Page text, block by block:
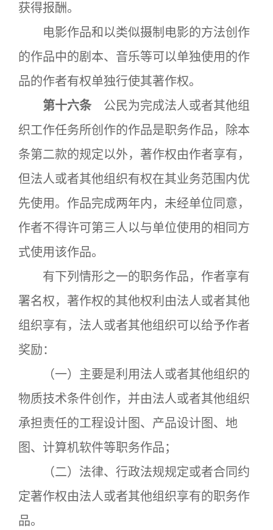
获得报酬。
电影作品和以类似摄制电影的方法创作
的作品中的剧本、音乐等可以单独使用的作
品的作者有权单独行使其著作权。
第十六条 公民为完成法人或者其他组
织工作任务所创作的作品是职务作品，除本
条第二款的规定以外，著作权由作者享有，
但法人或者其他组织有权在其业务范围内优
先使用。作品完成两年内，未经单位同意，
作者不得许可第三人以与单位使用的相同方
式使用该作品。
有下列情形之一的职务作品，作者享有
署名权，著作权的其他权利由法人或者其他
组织享有，法人或者其他组织可以给予作者
奖励：
（一）主要是利用法人或者其他组织的
物质技术条件创作，并由法人或者其他组织
承担责任的工程设计图、产品设计图、地
图、计算机软件等职务作品；
（二）法律、行政法规规定或者合同约
定著作权由法人或者其他组织享有的职务作
品。